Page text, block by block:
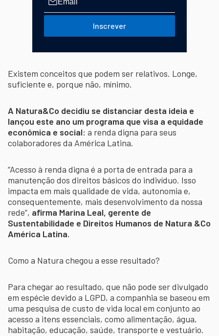
Inscrever
Existem conceitos que podem ser relativos. Longe,
suficiente e, porque não, mínimo.
A Natura&Co decidiu se distanciar desta ideia e
lançou este ano um programa que visa a equidade
econômica e social: a renda digna para seus
colaboradores da América Latina.
“Acesso à renda digna é a porta de entrada para a
manutenção dos direitos básicos do indivíduo. Isso
impacta em mais qualidade de vida, autonomia e,
consequentemente, mais desenvolvimento da nossa
rede”, afirma Marina Leal, gerente de
Sustentabilidade e Direitos Humanos de Natura &Co
América Latina.
Como a Natura chegou a esse resultado?
Para chegar ao resultado, que não pode ser divulgado
em espécie devido a LGPD, a companhia se baseou em
uma pesquisa de custo de vida local em conjunto ao
acesso a itens essenciais, como alimentação, água,
habitação, educação, saúde, transporte e vestuário.